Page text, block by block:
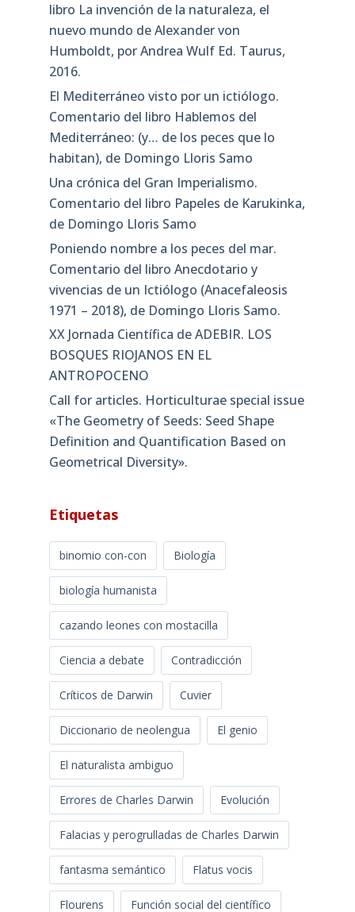
libro La invención de la naturaleza, el
nuevo mundo de Alexander von
Humboldt, por Andrea Wulf Ed. Taurus,
2016.
El Mediterráneo visto por un ictiólogo.
Comentario del libro Hablemos del
Mediterráneo: (y… de los peces que lo
habitan), de Domingo Lloris Samo
Una crónica del Gran Imperialismo.
Comentario del libro Papeles de Karukinka,
de Domingo Lloris Samo
Poniendo nombre a los peces del mar.
Comentario del libro Anecdotario y
vivencias de un Ictiólogo (Anacefaleosis
1971 – 2018), de Domingo Lloris Samo.
XX Jornada Científica de ADEBIR. LOS
BOSQUES RIOJANOS EN EL
ANTROPOCENO
Call for articles. Horticulturae special issue
«The Geometry of Seeds: Seed Shape
Definition and Quantification Based on
Geometrical Diversity»​.
Etiquetas
binomio con-con Biología
biología humanista
cazando leones con mostacilla
Ciencia a debate Contradicción
Críticos de Darwin Cuvier
Diccionario de neolengua El genio
El naturalista ambiguo
Errores de Charles Darwin Evolución
Falacias y perogrulladas de Charles Darwin
fantasma semántico Flatus vocis
Flourens Función social del científico